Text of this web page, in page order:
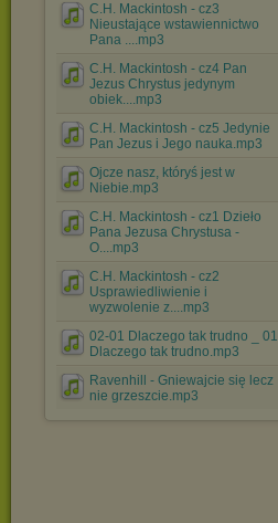
C.H. Mackintosh - cz3
Nieustające wstawiennictwo
Pana ....mp3
C.H. Mackintosh - cz4 Pan
Jezus Chrystus jedynym
obiek....mp3
C.H. Mackintosh - cz5 Jedynie
Pan Jezus i Jego nauka.mp3
Ojcze nasz, któryś jest w
Niebie.mp3
C.H. Mackintosh - cz1 Dzieło
Pana Jezusa Chrystusa -
O....mp3
C.H. Mackintosh - cz2
Usprawiedliwienie i
wyzwolenie z....mp3
02-01 Dlaczego tak trudno _ 01
Dlaczego tak trudno.mp3
Ravenhill - Gniewajcie się lecz
nie grzeszcie.mp3